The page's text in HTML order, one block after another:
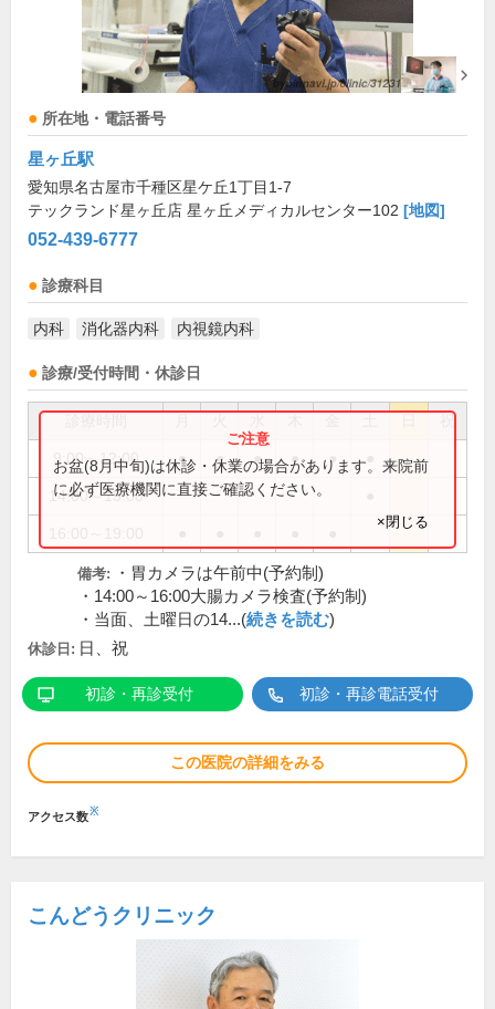
所在地・電話番号
星ヶ丘駅
愛知県名古屋市千種区星ケ丘1丁目1-7
テックランド星ヶ丘店 星ヶ丘メディカルセンター102 [地図]
052-439-6777
診療科目
内科 消化器内科 内視鏡内科
診療/受付時間・休診日
祝
9:00～12:00 ● ● ● ● ●
14:00～15:00
お盆(8月中旬)は休診・休業の場合があります。来院前
に必ず医療機関に直接ご確認ください。
×閉じる
備考:
・胃カメラは午前中(予約制)
・14:00～16:00大腸カメラ検査(予約制)
・当面、土曜日の14...(続きを読む)
休診日: 日、祝
初診・再診受付 初診・再診電話受付
この医院の詳細をみる
アクセス数※
こんどうクリニック